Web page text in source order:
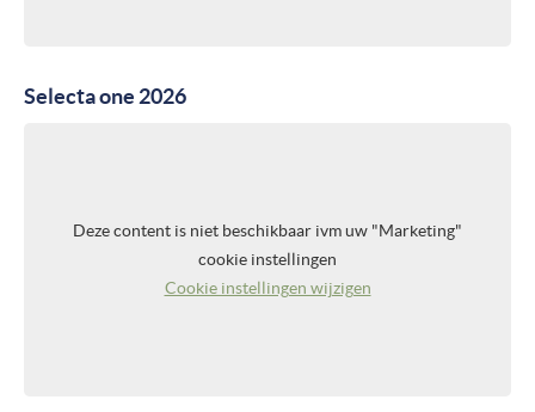
Selecta one 2026
Deze content is niet beschikbaar ivm uw "Marketing"
cookie instellingen
Cookie instellingen wijzigen